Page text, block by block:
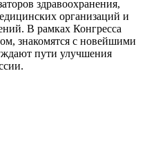
здравоохранения,
организаций и
В рамках Конгресса
знакомятся с новейшими
пути улучшения